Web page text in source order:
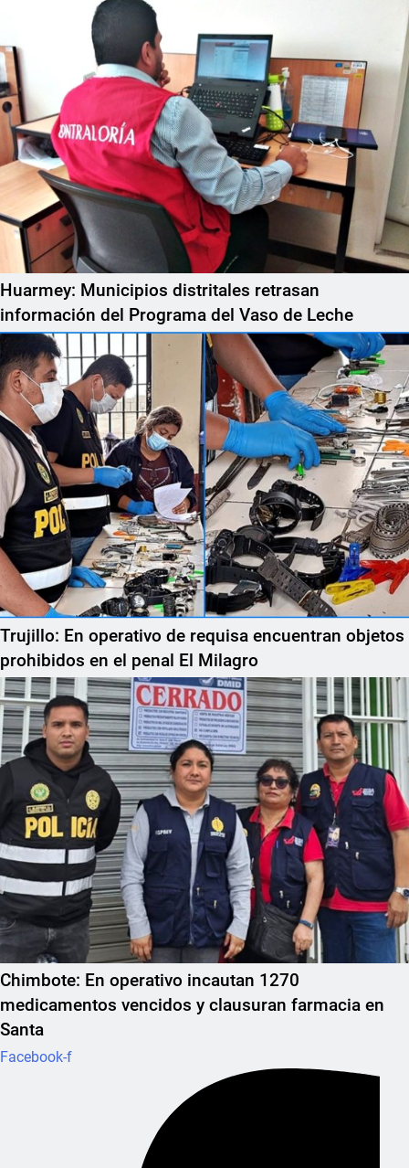
Huarmey: Municipios distritales retrasan
información del Programa del Vaso de Leche
Trujillo: En operativo de requisa encuentran objetos
prohibidos en el penal El Milagro
Chimbote: En operativo incautan 1270
medicamentos vencidos y clausuran farmacia en
Santa
Facebook-f